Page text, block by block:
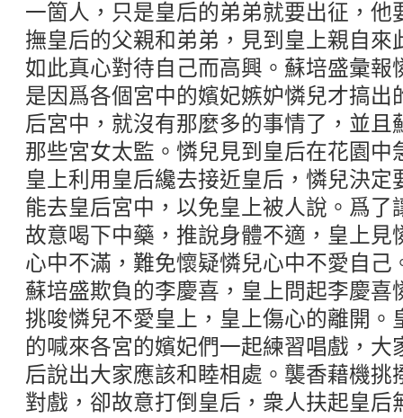
一箇人，只是皇后的弟弟就要出征，他
撫皇后的父親和弟弟，見到皇上親自來
如此真心對待自己而高興。蘇培盛彙報
是因爲各個宮中的嬪妃嫉妒憐兒才搞出
后宮中，就沒有那麼多的事情了，並且
那些宮女太監。憐兒見到皇后在花園中
皇上利用皇后纔去接近皇后，憐兒決定
能去皇后宮中，以免皇上被人說。爲了
故意喝下中藥，推說身體不適，皇上見
心中不滿，難免懷疑憐兒心中不愛自己
蘇培盛欺負的李慶喜，皇上問起李慶喜
挑唆憐兒不愛皇上，皇上傷心的離開。
的喊來各宮的嬪妃們一起練習唱戲，大
后說出大家應該和睦相處。襲香藉機挑
對戲，卻故意打倒皇后，衆人扶起皇后